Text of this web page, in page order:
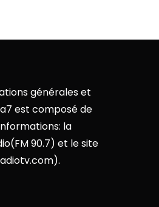
générales et
est composé de
la
90.7) et le site